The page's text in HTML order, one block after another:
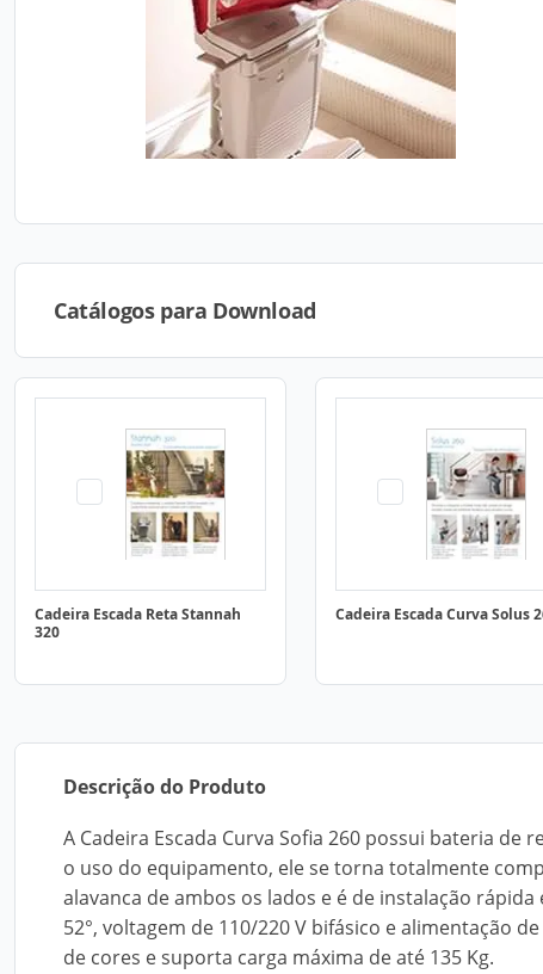
Catálogos para Download
Cadeira Escada Reta Stannah
320
Cadeira Escada Curva Solus
Descrição do Produto
A Cadeira Escada Curva Sofia 260 possui bateria de
o uso do equipamento, ele se torna totalmente
alavanca de ambos os lados e é de instalação
52°, voltagem de 110/220 V bifásico e alimentação
de cores e suporta carga máxima de até 135 Kg.